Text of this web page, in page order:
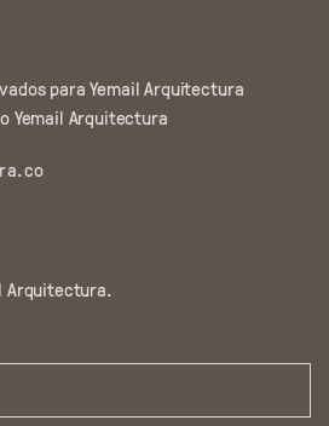
para Yemail Arquitectura
Yemail Arquitectura
Arquitectura.